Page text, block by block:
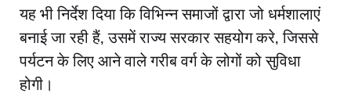
यह भी निर्देश दिया कि विभिन्न समाजों द्वारा जो धर्मशालाएं
बनाई जा रही हैं, उसमें राज्य सरकार सहयोग करे, जिससे
पर्यटन के लिए आने वाले गरीब वर्ग के लोगों को सुविधा
होगी।